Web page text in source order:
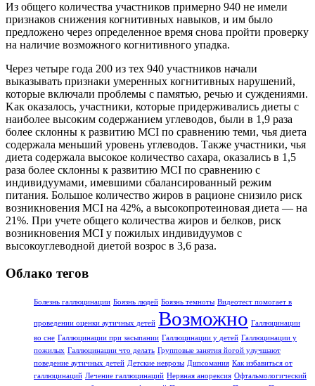
Из общего количества участников примерно 940 не имели
признаков снижения когнитивных навыков, и им было
предложено через определенное время снова пройти проверку
на наличие возможного когнитивного упадка.
Через четыре года 200 из тех 940 участников начали
выказывать признаки умеренных когнитивных нарушений,
которые включали проблемы с памятью, речью и суждениями.
Kак оказалось, участники, которые придерживались диеты с
наиболее высоким содержанием углеводов, были в 1,9 раза
более склонны к развитию MCI по сравнению теми, чья диета
содержала меньший уровень углеводов. Также участники, чья
диета содержала высокое количество сахара, оказались в 1,5
раза более склонны к развитию МCI по сравнению с
индивидуумами, имевшими сбалансированный режим
питания. Большое количество жиров в рационе снизило риск
возникновения MCI на 42%, а высокопротеиновая диета — на
21%. При учете общего количества жиров и белков, риск
возникновения MCI у пожилых индивидуумов с
высокоуглеводной диетой возрос в 3,6 раза.
Облако тегов
Болезнь галлюцинации Боязнь людей Боязнь темноты Видеотест помогает в
проведении оценки аутичных детей Возможно Галлюцинации
во сне Галлюцинации при засыпании Галлюцинации у детей Галлюцинации у
пожилых Галлюцинации что делать Групповые занятия йогой улучшают
поведение аутичных детей Детские неврозы Дипсомания Как избавиться от
галлюцинаций Лечение галлюцинаций Нервная анорексия Офтальмологический